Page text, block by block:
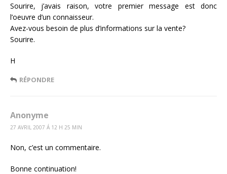
Sourire, j’avais raison, votre premier message est donc
l’oeuvre d’un connaisseur.
Avez-vous besoin de plus d’informations sur la vente?
Sourire.
H
RÉPONDRE
Anonyme
27 AVRIL 2007 Á 12 H 25 MIN
Non, c’est un commentaire.
Bonne continuation!